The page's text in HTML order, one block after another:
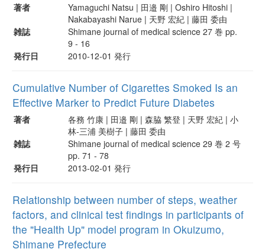
著者
Yamaguchi Natsu | 田邉 剛 | Oshiro Hitoshi |
Nakabayashi Narue | 天野 宏紀 | 藤田 委由
雑誌
Shimane journal of medical science 27 巻 pp.
9 - 16
発行日
2010-12-01 発行
Cumulative Number of Cigarettes Smoked Is an
Effective Marker to Predict Future Diabetes
著者
各務 竹康 | 田邉 剛 | 森脇 繁登 | 天野 宏紀 | 小
林-三浦 美樹子 | 藤田 委由
雑誌
Shimane journal of medical science 29 巻 2 号
pp. 71 - 78
発行日
2013-02-01 発行
Relationship between number of steps, weather
factors, and clinical test findings in participants of
the "Health Up" model program in Okuizumo,
Shimane Prefecture